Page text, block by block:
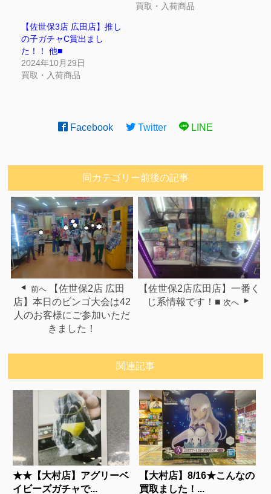
買取・入荷商品
【佐世保3店 広田店】推し
の子ガチャC賞出まし
た！！ 他■
2024年10月29日
買取・入荷商品
Facebook Twitter LINE
同カテゴリー前後の記事
前へ
【佐世保2店 広田
店】本日のビンゴ大会は42
人のお客様にご参加いただ
きました！
【佐世保2店広田店】一番く
じ系情報です！■ 次へ
関連記事
★★【大村店】アグリーベ
イビーズガチャで...
【大村店】8/16★こんなの
買取ました！...